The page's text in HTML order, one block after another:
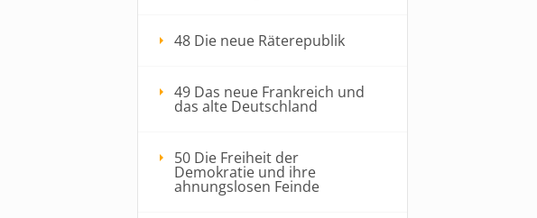
48 Die neue Räterepublik
49 Das neue Frankreich und
das alte Deutschland
50 Die Freiheit der
Demokratie und ihre
ahnungslosen Feinde